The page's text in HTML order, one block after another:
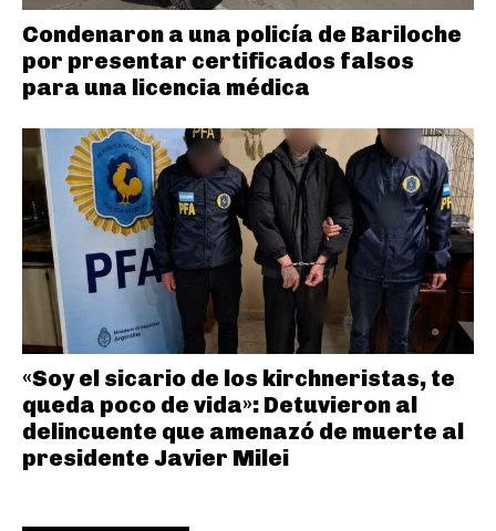
Condenaron a una policía de Bariloche
por presentar certificados falsos
para una licencia médica
«Soy el sicario de los kirchneristas, te
queda poco de vida»: Detuvieron al
delincuente que amenazó de muerte al
presidente Javier Milei